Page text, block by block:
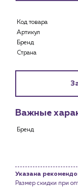
Монтажным
Код товара
Артикул
Бренд
Страна
Важные
Бренд
Указана
Размер скидки при